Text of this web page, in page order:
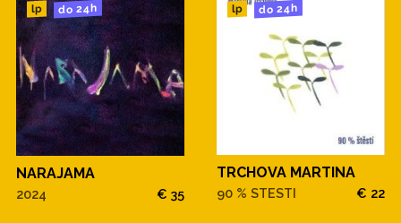
lp do 24h
NARAJAMA
2024 € 35
lp do 24h
TRCHOVA MARTINA
90 % STESTI € 22